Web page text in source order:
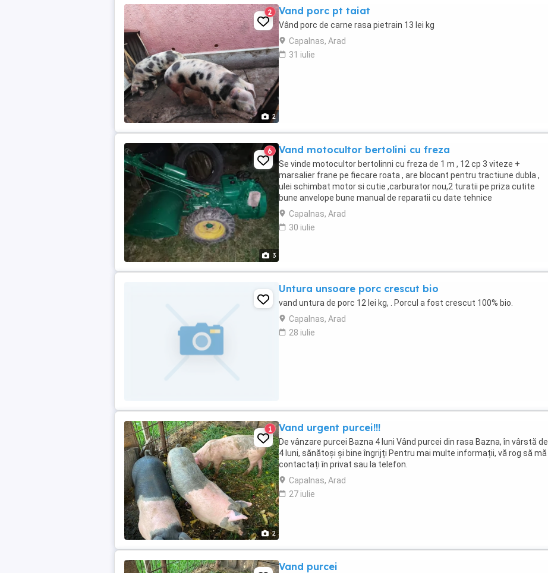
2
2 Vand porc pt taiat
Vând porc de carne rasa pietrain 13 lei kg
Capalnas, Arad
31 iulie
3
6 Vand motocultor bertolini cu freza
Se vinde motocultor bertolinni cu freza de 1 m , 12 cp 3 viteze +
marsalier frane pe fiecare roata , are blocant pentru tractiune dubla ,
ulei schimbat motor si cutie ,carburator nou,2 turatii pe priza cutite
bune anvelope bune manual de reparatii cu date tehnice
Capalnas, Arad
30 iulie
Untura unsoare porc crescut bio
vand untura de porc 12 lei kg, . Porcul a fost crescut 100% bio.
Capalnas, Arad
28 iulie
2
1 Vand urgent purcei!!!
De vânzare purcei Bazna 4 luni Vând purcei din rasa Bazna, în vârstă de
4 luni, sănătoși și bine îngrijți Pentru mai multe informații, vă rog să mă
contactați în privat sau la telefon.
Capalnas, Arad
27 iulie
Vand purcei